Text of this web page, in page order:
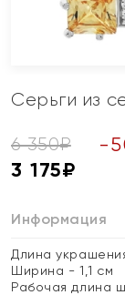
Серьги из
6 350₽ -
3 175₽
Информация
Длина
Ширина - 1,1 см
Рабочая длина